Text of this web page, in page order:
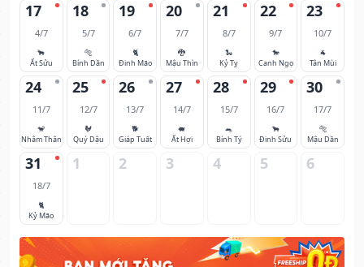
17
4/7
🐂
Ất Sửu
18
5/7
🐅
Bính Dần
19
6/7
🐈
Đinh Mão
20
7/7
🐉
Mậu Thìn
21
8/7
🐍
Kỷ Tỵ
22
9/7
🐎
Canh Ngọ
23
10/7
🐐
Tân Mùi
24
11/7
🐒
Nhâm Thân
25
12/7
🐓
Quý Dậu
26
13/7
🐕
Giáp Tuất
27
14/7
🐖
Ất Hợi
28
15/7
🐀
Bính Tý
29
16/7
🐂
Đinh Sửu
30
17/7
🐅
Mậu Dần
31
18/7
🐈
Kỷ Mão
1 2 3 4 5 6